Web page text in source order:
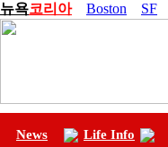
뉴욕코리아 Boston SF
News Life Info